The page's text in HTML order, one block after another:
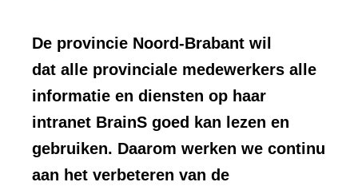
De provincie Noord-Brabant wil
dat alle provinciale medewerkers alle
informatie en diensten op haar
intranet BrainS goed kan lezen en
gebruiken. Daarom werken we continu
aan het verbeteren van de